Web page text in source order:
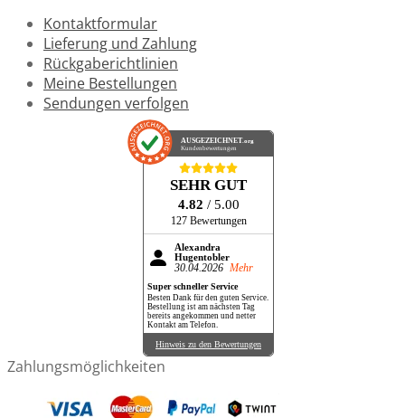
Kontaktformular
Lieferung und Zahlung
Rückgaberichtlinien
Meine Bestellungen
Sendungen verfolgen
AUSGEZEICHNET.org
Kundenbewertungen
SEHR GUT
4.82 / 5.00
127 Bewertungen
Alexandra
Hugentobler
30.04.2026 Mehr
Super schneller Service
Besten Dank für den guten Service.
Bestellung ist am nächsten Tag
bereits angekommen und netter
Kontakt am Telefon.
Hinweis zu den Bewertungen
Zahlungsmöglichkeiten